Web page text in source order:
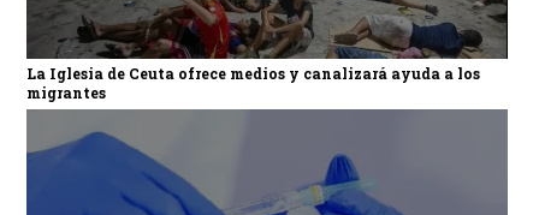
La Iglesia de Ceuta ofrece medios y canalizará ayuda a los
migrantes